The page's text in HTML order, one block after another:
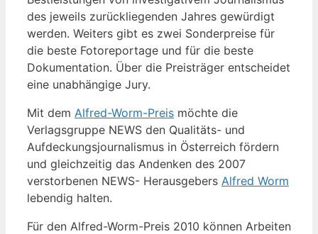
des jeweils zurückliegenden Jahres gewürdigt
werden. Weiters gibt es zwei Sonderpreise für
die beste Fotoreportage und für die beste
Dokumentation. Über die Preisträger entscheidet
eine unabhängige Jury.
Mit dem Alfred-Worm-Preis möchte die
Verlagsgruppe NEWS den Qualitäts- und
Aufdeckungsjournalismus in Österreich fördern
und gleichzeitig das Andenken des 2007
verstorbenen NEWS- Herausgebers Alfred Worm
lebendig halten.
Für den Alfred-Worm-Preis 2010 können Arbeiten